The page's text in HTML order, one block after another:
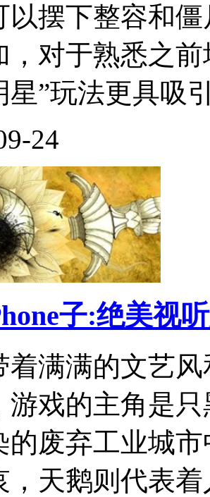
以摆下整容和
，对于熟悉之
星”玩法更具吸
24
子:绝美视
着满满的文艺
游戏的主角是
的废弃工业城
，天鹅则代表